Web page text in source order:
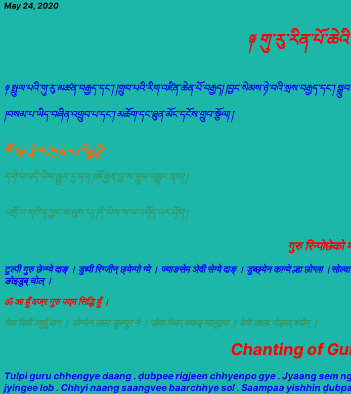
May 24, 2020
༈
༈ སྤྲུལ་པའི་གུ་རུ་མཚན་བརྒྱད་དང་། །གྲུབ་པའི་རིག་འཛིན་ཆེན་པོ་བརྒྱད། །བྱང་སེམས་ཉེ་བའི་སྲས་བརྒྱད་དང་།
།བསམ་པ་ཡིད་བཞིན་འགྲུབ་པ་དང་། མཆོག་དང་ཐུན་མོང་དངོས་གྲུབ་སྩོལ། །
ཨོཾ་ཨཱཿ ཧཱུྃ་བཛྲ་གུ་རུ་པདྨ་སིདྡྷ་ཧཱུྃ༔
དགེ་བ་འདི་ཡིས་མྱུར་དུ་དག །ཨོ་རྒྱན་བླ་མ་གྲུབ་འགྱུར་ནས། །
འགྲོ་བ་གཅིག་ཀྱང་མ་ལུས་པ། །དེ་ཡིས་ས་ལ་འགོད་པར་ཤོག །
गुरु
टुल्पी गुरु छेन्ग्ये दाङ् । डुब्पी रिग्जीन् छ्येन्पो ग्ये । ज्याङसेम ञेवी सेग्ये दाङ् । डुब्छ्येन काग्ये ल्हा छोग्ला
ङोइडुब् चोल् ।
ॐ आ हुँ वज्र गुरु पद्म सिद्धि हुँ ।
गेवा दियी ञ्युर्दु दाग् । ओग्येन लामा डुब्ग्युर ने । डोवा च्यिग् क्याङ् मालुइपा । देयी साला गोइपर् श्योग् ।
Chanting of
Tulpi guru chhengye daang . ḍubpee rigjeen chhyenpo gye . Jyaang sem
jyingee lob . Chhyi naang saangvee baarchhye sol . Saampaa yishhin